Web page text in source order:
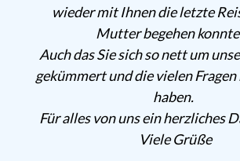
Ihnen die letzte Reise unserer
Mutter begehen konnten.
sich so nett um unsere "Kleinen"
und die vielen Fragen beantwortet
uns ein herzliches Dankeschön!